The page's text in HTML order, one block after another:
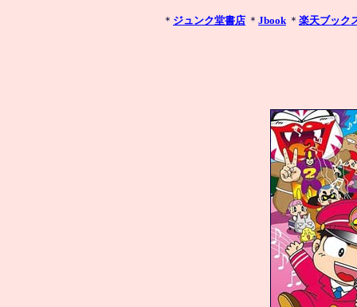
＊ ジュンク堂書店 ＊ Jbook ＊ 楽天ブック